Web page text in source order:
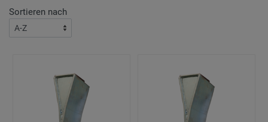
Sortieren nach